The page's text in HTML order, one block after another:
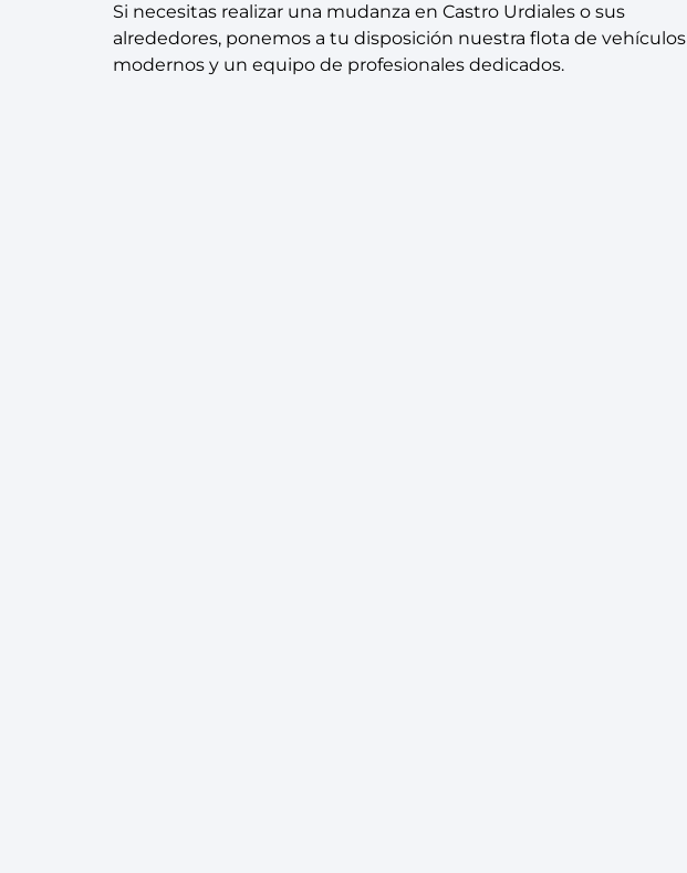
Si necesitas realizar una mudanza en Castro Urdiales o sus
alrededores, ponemos a tu disposición nuestra flota de vehículos
modernos y un equipo de profesionales dedicados.